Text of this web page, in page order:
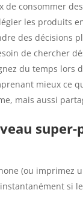
de consommer
les produits
des décisions
de chercher
du temps lors
mieux ce
mais aussi
super-
(ou imprimez